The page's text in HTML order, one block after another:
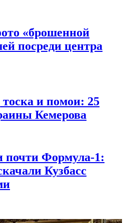
«брошенной
посреди центра
и помои: 25
Кемерова
почти Формула-1:
Кузбасс